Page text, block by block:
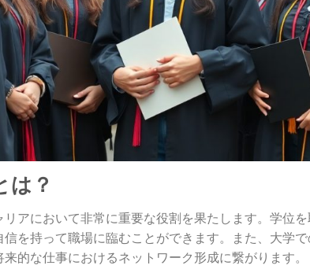
は？
アにおいて非常に重要な役割を果たします。学位
を持って職場に臨むことができます。また、大学
的な仕事におけるネットワーク形成に繋がります。